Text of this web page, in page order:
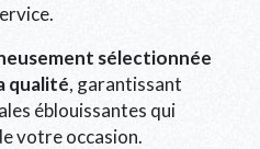
sélectionnée
qualité, garantissant
éblouissantes qui
votre occasion.